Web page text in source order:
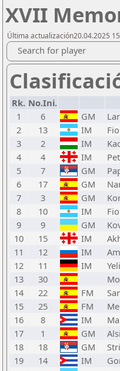
XVII
Última actualización20.04.2025
Search for player
Rk. No.Ini.
1
6 GM
2
13 IM
3
2 IM
4
4 IM
5
7 GM
6
17 GM
7
3 GM
8
10 IM
9
9 GM
10
15 IM
11
12 IM
12
11 IM
13
30
14
22 FM
15
25 FM
16
8 IM
17
1 GM
18
18 GM
19
14 IM